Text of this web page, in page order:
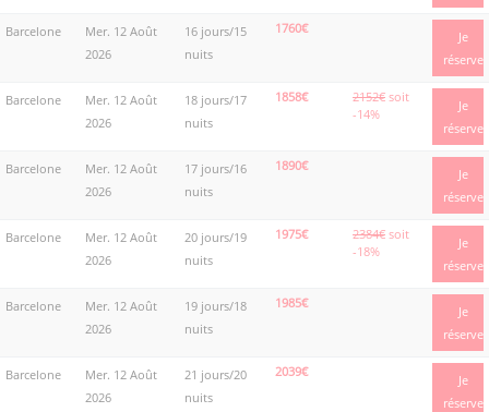
Barcelone
Mer. 12 Août
2026
16 jours/15
nuits
1760€
Je
réserve
Barcelone
Mer. 12 Août
2026
18 jours/17
nuits
1858€ 2152€ soit
-14%
Je
réserve
Barcelone
Mer. 12 Août
2026
17 jours/16
nuits
1890€
Je
réserve
Barcelone
Mer. 12 Août
2026
20 jours/19
nuits
1975€ 2384€ soit
-18%
Je
réserve
Barcelone
Mer. 12 Août
2026
19 jours/18
nuits
1985€
Je
réserve
Barcelone
Mer. 12 Août
2026
21 jours/20
nuits
2039€
Je
réserve